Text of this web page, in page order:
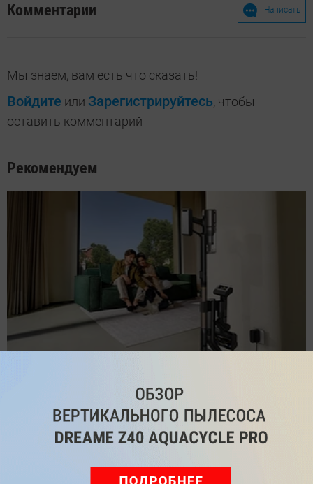
Комментарии Написать
Мы знаем, вам есть что сказать!
Войдите или Зарегистрируйтесь, чтобы
оставить комментарий
Рекомендуем
Обзор вертикального пылесоса Dreame Z40 AquaCycle
Pro: гибкий подход к уборке